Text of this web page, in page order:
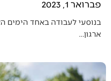
פברואר 1, 2023
בנוסעי לעבודה באחד הימים
ארגון…